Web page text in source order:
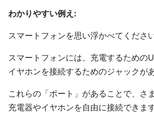
わかりやすい例え:
スマートフォンを思い浮かべてください
スマートフォンには、充電するための
イヤホンを接続するためのジャックが
これらの「ポート」があることで、さ
充電器やイヤホンを自由に接続できます